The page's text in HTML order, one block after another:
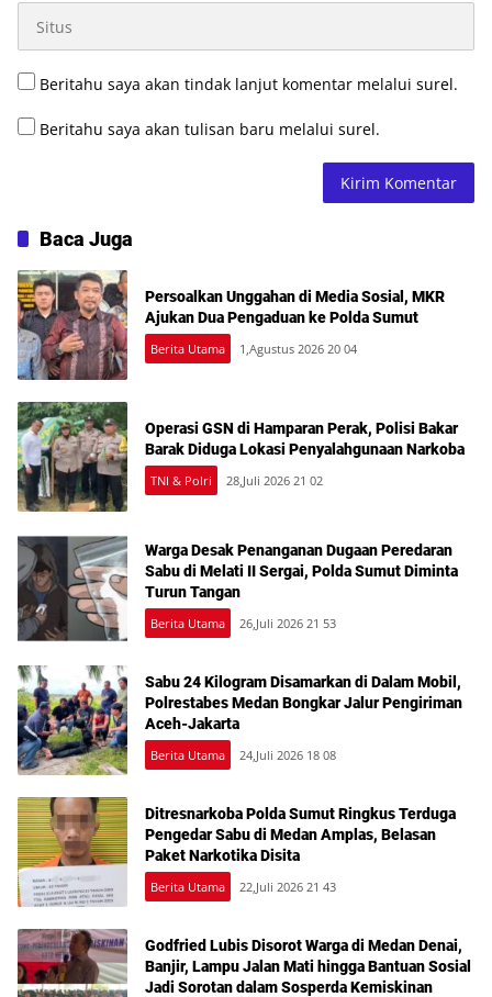
Beritahu saya akan tindak lanjut komentar melalui surel.
Beritahu saya akan tulisan baru melalui surel.
Baca Juga
Persoalkan Unggahan di Media Sosial, MKR
Ajukan Dua Pengaduan ke Polda Sumut
Berita Utama 1,Agustus 2026 20 04
Operasi GSN di Hamparan Perak, Polisi Bakar
Barak Diduga Lokasi Penyalahgunaan Narkoba
TNI & Polri 28,Juli 2026 21 02
Warga Desak Penanganan Dugaan Peredaran
Sabu di Melati II Sergai, Polda Sumut Diminta
Turun Tangan
Berita Utama 26,Juli 2026 21 53
Sabu 24 Kilogram Disamarkan di Dalam Mobil,
Polrestabes Medan Bongkar Jalur Pengiriman
Aceh-Jakarta
Berita Utama 24,Juli 2026 18 08
Ditresnarkoba Polda Sumut Ringkus Terduga
Pengedar Sabu di Medan Amplas, Belasan
Paket Narkotika Disita
Berita Utama 22,Juli 2026 21 43
Godfried Lubis Disorot Warga di Medan Denai,
Banjir, Lampu Jalan Mati hingga Bantuan Sosial
Jadi Sorotan dalam Sosperda Kemiskinan